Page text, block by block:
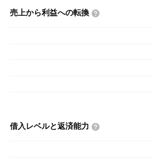
売上から利益への転換
借入レベルと返済能力